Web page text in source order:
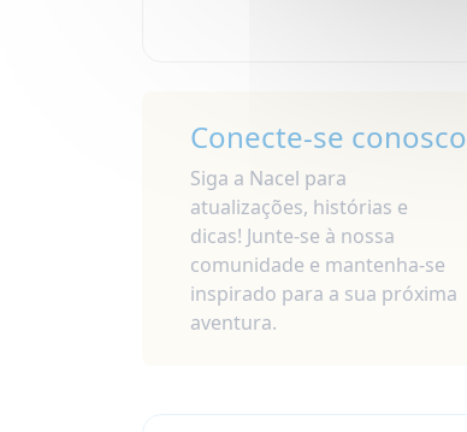
Conecte-se conosco
Siga a Nacel para
atualizações, histórias e
dicas! Junte-se à nossa
comunidade e mantenha-se
inspirado para a sua próxima
aventura.